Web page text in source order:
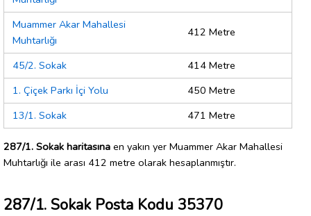
Muammer Akar Mahallesi
Muhtarlığı
412 Metre
45/2. Sokak
414 Metre
1. Çiçek Parkı İçi Yolu
450 Metre
13/1. Sokak
471 Metre
287/1. Sokak haritasına en yakın yer Muammer Akar Mahallesi
Muhtarlığı ile arası 412 metre olarak hesaplanmıştır.
287/1. Sokak Posta Kodu 35370